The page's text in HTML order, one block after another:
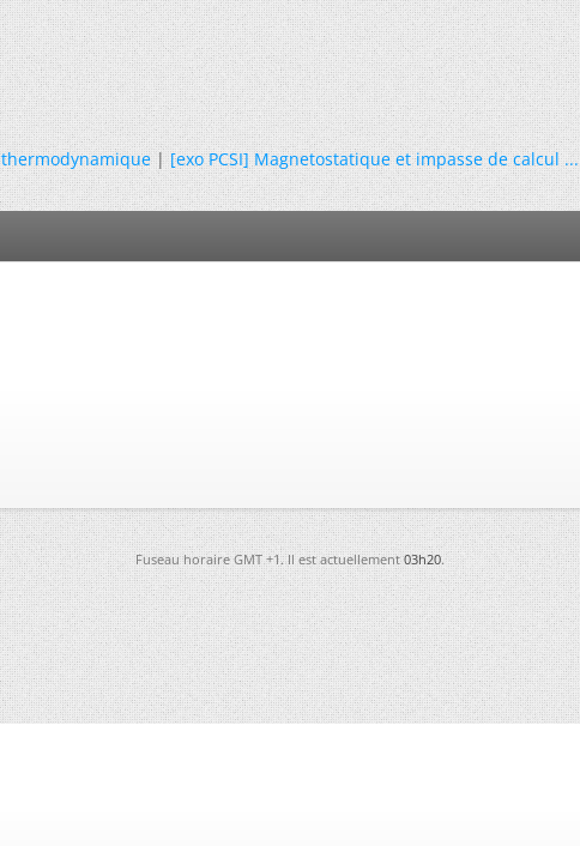
thermodynamique|[exo PCSI] Magnetostatique et impasse de calcul ...
Fuseau horaire GMT +1. Il est actuellement03h20.